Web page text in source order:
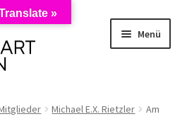
Menü
Michael E.X. Rietzler
Am
»